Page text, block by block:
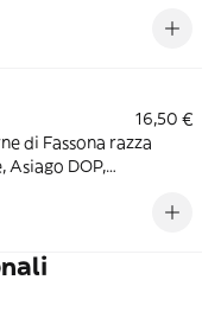
16,50 €
di Fassona razza
Asiago DOP,